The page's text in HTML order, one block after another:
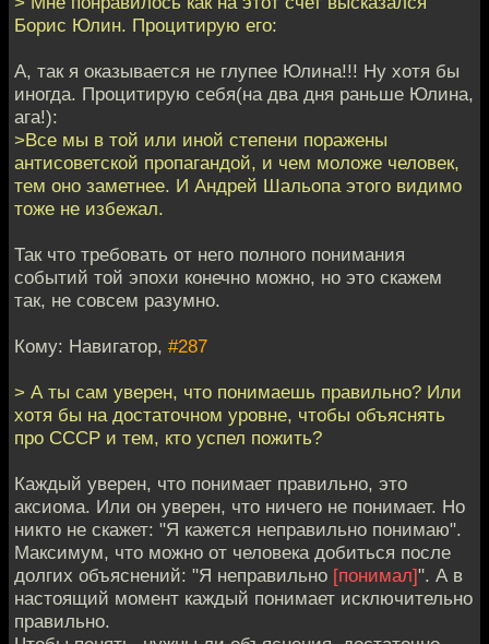
Борис Юлин. Процитирую его:
А, так я оказывается не глупее Юлина!!! Ну хотя бы
иногда. Процитирую себя(на два дня раньше Юлина,
ага!):
>Все мы в той или иной степени поражены
антисоветской пропагандой, и чем моложе человек,
тем оно заметнее. И Андрей Шальопа этого видимо
тоже не избежал.
Так что требовать от него полного понимания
событий той эпохи конечно можно, но это скажем
так, не совсем разумно.
Кому: Навигатор, #287
> А ты сам уверен, что понимаешь правильно? Или
хотя бы на достаточном уровне, чтобы объяснять
про СССР и тем, кто успел пожить?
Каждый уверен, что понимает правильно, это
аксиома. Или он уверен, что ничего не понимает. Но
никто не скажет: "Я кажется неправильно понимаю".
Максимум, что можно от человека добиться после
долгих объяснений: "Я неправильно [понимал]". А в
настоящий момент каждый понимает исключительно
правильно.